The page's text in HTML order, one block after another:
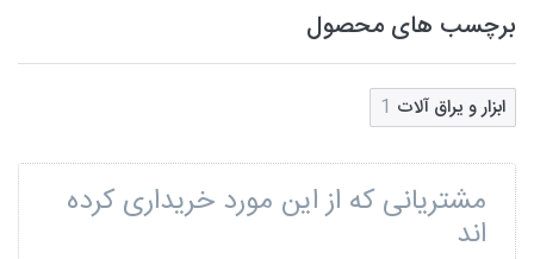
برچسب های محصول
ابزار و یراق آلات 1
مشتریانی که از این مورد خریداری کرده
اند